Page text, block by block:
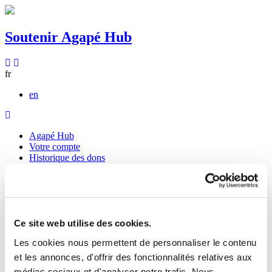
Ce site web utilise des cookies.
Les cookies nous permettent de personnaliser le contenu
et les annonces, d'offrir des fonctionnalités relatives aux
Soutenir Agapé Hub
fr
en
Agapé Hub
Votre compte
Historique des dons
Quand les résultats de l'auto-
évaluer entrer pour aller à la page désirée. Utilisateurs et utilisatrices
balayage.